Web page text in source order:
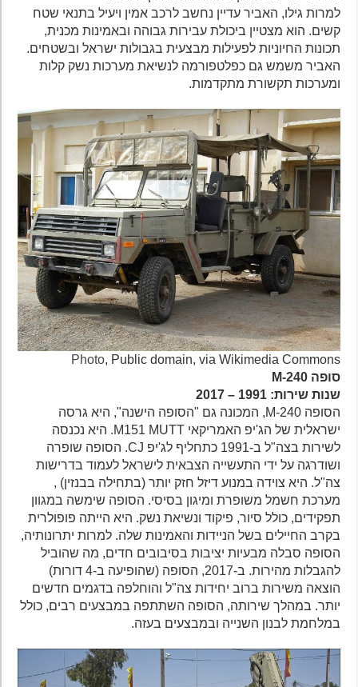
למרות גילו, האביר עדיין נחשב לרכב אמין ויעיל בתנאי שטח
קשים. הוא מצטיין ביכולת עבירות גבוהה ובאמינות מכנית,
תכונות החיוניות לפעילות מבצעית בגבולות ישראל ובשטחים.
האביר משמש גם כפלטפורמה לנשיאת מערכות נשק קלות
ומערכות תקשורת מתקדמות.
Photo, Public domain, via Wikimedia Commons
סופה M-240
שנות שירות: 1991 – 2017
הסופה M-240, המכונה גם "הסופה הישנה", היא גרסה
ישראלית של הג'יפ האמריקאי M151 MUTT. היא נכנסה
לשירות בצה"ל ב-1991 כתחליף לג'יפ CJ. הסופה שופרה
ושודרגה על ידי התעשייה הצבאית לישראל לעמוד בדרישות
צה"ל. היא צוידה במנוע דיזל חזק יותר (בתחילה בבנזין) ,
מערכת חשמל משופרת ומיגון בסיסי. הסופה שימשה במגוון
תפקידים, כולל סיור, פיקוד ונשיאת נשק. היא הייתה פופולרית
בקרב החיילים בשל הניידות והאמינות שלה. למרות יתרונותיה,
הסופה סבלה מבעיות יציבות בסיבובים חדים, מה שהוביל
להגבלות מהירות. ב-2017, הסופה (שהופיעה ב-4 דורות)
הוצאה משירות ברוב יחידות צה"ל והוחלפה בדגמים חדשים
יותר. במהלך שירותה, הסופה השתתפה במבצעים רבים, כולל
במלחמת לבנון השנייה ובמבצעים בעזה.